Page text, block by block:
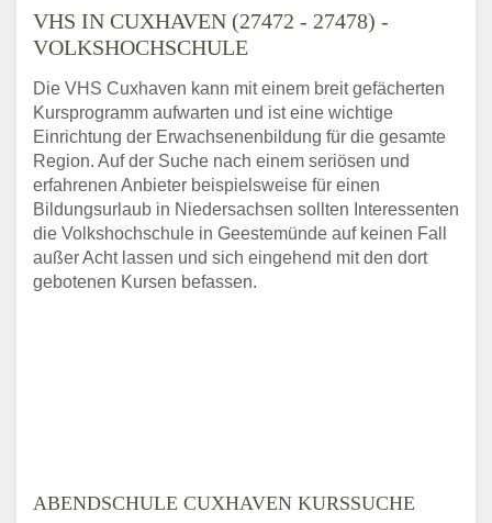
VHS IN CUXHAVEN (27472 - 27478) -
VOLKSHOCHSCHULE
Die VHS Cuxhaven kann mit einem breit gefächerten
Kursprogramm aufwarten und ist eine wichtige
Einrichtung der Erwachsenenbildung für die gesamte
Region. Auf der Suche nach einem seriösen und
erfahrenen Anbieter beispielsweise für einen
Bildungsurlaub in Niedersachsen sollten Interessenten
die Volkshochschule in Geestemünde auf keinen Fall
außer Acht lassen und sich eingehend mit den dort
gebotenen Kursen befassen.
ABENDSCHULE CUXHAVEN KURSSUCHE